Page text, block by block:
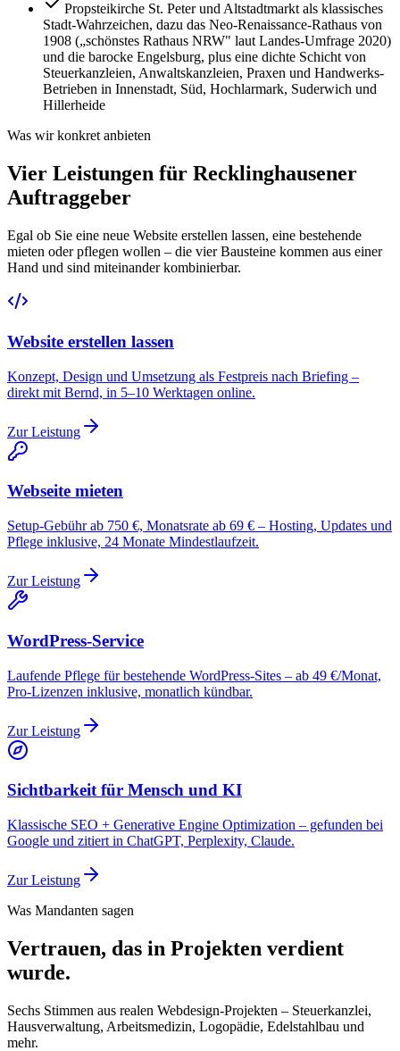
Propsteikirche St. Peter und Altstadtmarkt als klassisches
Stadt-Wahrzeichen, dazu das Neo-Renaissance-Rathaus von
1908 („schönstes Rathaus NRW" laut Landes-Umfrage 2020)
und die barocke Engelsburg, plus eine dichte Schicht von
Steuerkanzleien, Anwaltskanzleien, Praxen und Handwerks-
Betrieben in Innenstadt, Süd, Hochlarmark, Suderwich und
Hillerheide
Was wir konkret anbieten
Vier Leistungen für Recklinghausener
Auftraggeber
Egal ob Sie eine neue Website erstellen lassen, eine bestehende
mieten oder pflegen wollen – die vier Bausteine kommen aus einer
Hand und sind miteinander kombinierbar.
Website erstellen lassen
Konzept, Design und Umsetzung als Festpreis nach Briefing –
direkt mit Bernd, in 5–10 Werktagen online.
Zur Leistung
Webseite mieten
Setup-Gebühr ab 750 €, Monatsrate ab 69 € – Hosting, Updates und
Pflege inklusive, 24 Monate Mindestlaufzeit.
Zur Leistung
WordPress-Service
Laufende Pflege für bestehende WordPress-Sites – ab 49 €/Monat,
Pro-Lizenzen inklusive, monatlich kündbar.
Zur Leistung
Sichtbarkeit für Mensch und KI
Klassische SEO + Generative Engine Optimization – gefunden bei
Google und zitiert in ChatGPT, Perplexity, Claude.
Zur Leistung
Was Mandanten sagen
Vertrauen, das in Projekten verdient
wurde.
Sechs Stimmen aus realen Webdesign-Projekten – Steuerkanzlei,
Hausverwaltung, Arbeitsmedizin, Logopädie, Edelstahlbau und
mehr.